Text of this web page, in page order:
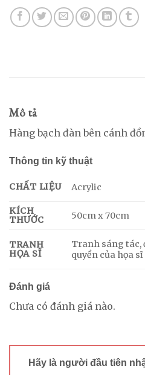
Mô tả
Hàng bạch đàn bên cánh
Thông tin kỹ thuật
CHẤT LIỆU Acrylic
KÍCH
THƯỚC
50cm x 70cm
TRANH
HỌA SĨ
Tranh sáng tác,
quyền của họa sĩ
Đánh giá
Chưa có đánh giá nào.
Hãy là người đầu tiên